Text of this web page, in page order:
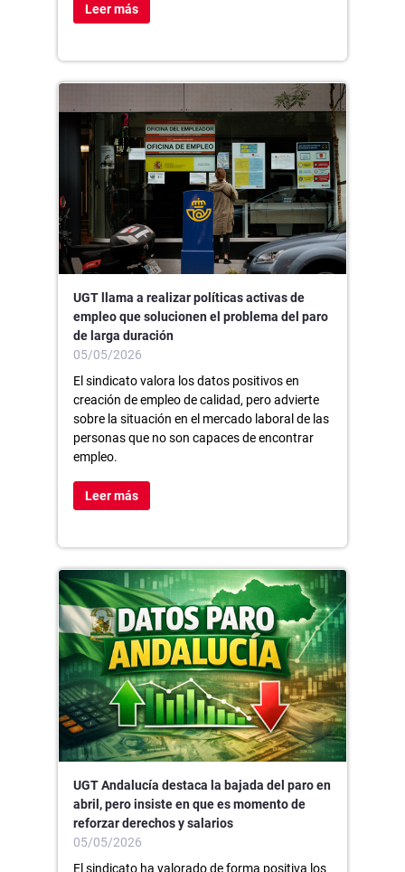
Leer más
UGT llama a realizar políticas activas de
empleo que solucionen el problema del paro
de larga duración
05/05/2026
El sindicato valora los datos positivos en
creación de empleo de calidad, pero advierte
sobre la situación en el mercado laboral de las
personas que no son capaces de encontrar
empleo.
Leer más
UGT Andalucía destaca la bajada del paro en
abril, pero insiste en que es momento de
reforzar derechos y salarios
05/05/2026
El sindicato ha valorado de forma positiva los